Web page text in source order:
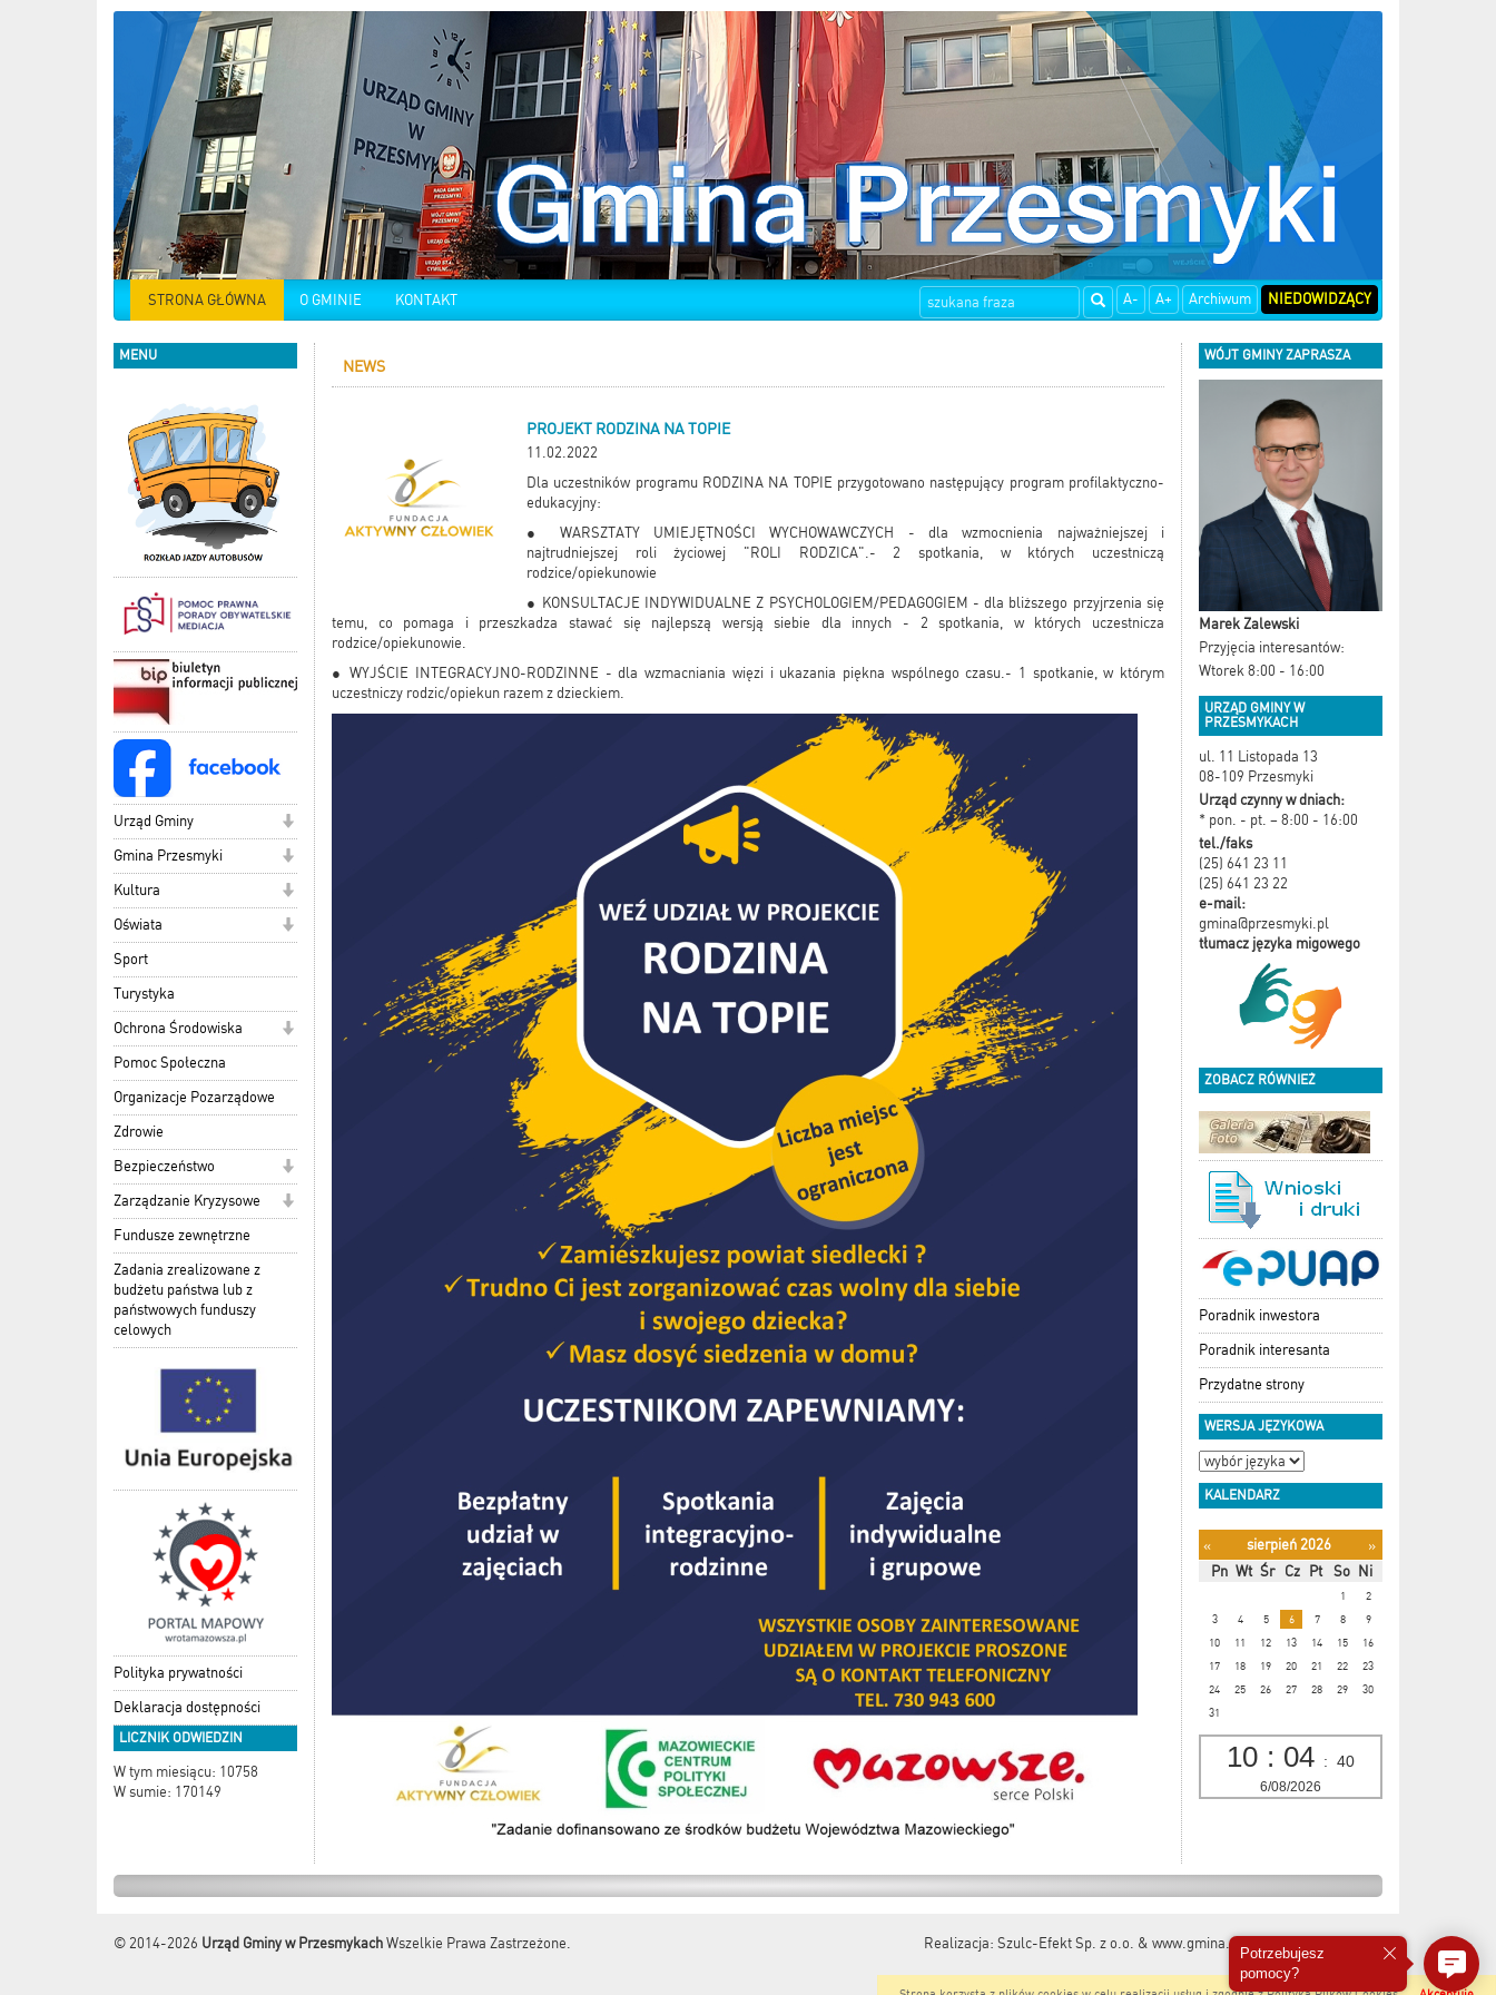
STRONA GŁÓWNA O GMINIE KONTAKT A- A+ Archiwum NIEDOWIDZĄCY
MENU
Urząd Gminy
Gmina Przesmyki
Kultura
Oświata
Sport
Turystyka
Ochrona Środowiska
Pomoc Społeczna
Organizacje Pozarządowe
Zdrowie
Bezpieczeństwo
Zarządzanie Kryzysowe
Fundusze zewnętrzne
Zadania zrealizowane z
budżetu państwa lub z
państwowych funduszy
celowych
Polityka prywatności
Deklaracja dostępności
LICZNIK ODWIEDZIN
W tym miesiącu: 10758
W sumie: 170149
NEWS
PROJEKT RODZINA NA TOPIE
11.02.2022
Dla uczestników programu RODZINA NA TOPIE przygotowano następujący program profilaktyczno-
edukacyjny:
● WARSZTATY UMIEJĘTNOŚCI WYCHOWAWCZYCH - dla wzmocnienia najważniejszej i
najtrudniejszej roli życiowej "ROLI RODZICA".- 2 spotkania, w których uczestniczą
rodzice/opiekunowie
● KONSULTACJE INDYWIDUALNE Z PSYCHOLOGIEM/PEDAGOGIEM - dla bliższego przyjrzenia się
temu, co pomaga i przeszkadza stawać się najlepszą wersją siebie dla innych - 2 spotkania, w których uczestnicza
rodzice/opiekunowie.
● WYJŚCIE INTEGRACYJNO-RODZINNE - dla wzmacniania więzi i ukazania piękna wspólnego czasu.- 1 spotkanie, w którym
uczestniczy rodzic/opiekun razem z dzieckiem.
WÓJT GMINY ZAPRASZA
Marek Zalewski
Przyjęcia interesantów:
Wtorek 8:00 - 16:00
URZĄD GMINY W
PRZESMYKACH
ul. 11 Listopada 13
08-109 Przesmyki
Urząd czynny w dniach:
* pon. - pt. – 8:00 - 16:00
tel./faks
(25) 641 23 11
(25) 641 23 22
e-mail:
gmina@przesmyki.pl
tłumacz języka migowego
ZOBACZ RÓWNIEŻ
Poradnik inwestora
Poradnik interesanta
Przydatne strony
WERSJA JĘZYKOWA
KALENDARZ
« sierpień 2026
»
Pn Wt Śr Cz Pt So Ni
1
2
3
4 5 6 7 8
9
10
11 12 13 14 15
16
17
18 19 20 21 22
23
24
25 26 27 28 29
30
31
10 : 04 : 40
6/08/2026
© 2014-2026 Urząd Gminy w Przesmykach Wszelkie Prawa Zastrzeżone. Realizacja: Szulc-Efekt Sp. z o.o. & www.gmina.pl& Marcom Interactive
Potrzebujesz
pomocy?